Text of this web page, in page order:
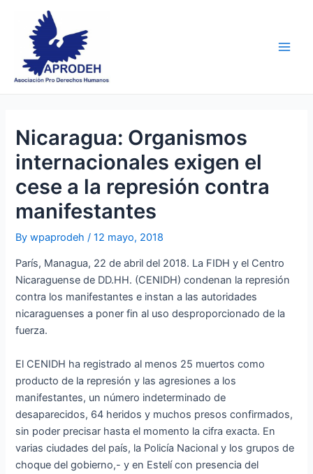
content
Nicaragua: Organismos
internacionales exigen el
cese a la represión contra
manifestantes
Bywpaprodeh/12 mayo, 2018
París, Managua, 22 de abril del 2018. La FIDH y el Centro
Nicaraguense de DD.HH. (CENIDH) condenan la represión
contra los manifestantes e instan a las autoridades
nicaraguenses a poner fin al uso desproporcionado de la
fuerza.
El CENIDH ha registrado al menos 25 muertos como
producto de la represión y las agresiones a los
manifestantes, un número indeterminado de
desaparecidos, 64 heridos y muchos presos confirmados,
sin poder precisar hasta el momento la cifra exacta. En
varias ciudades del país, la Policía Nacional y los grupos de
choque del gobierno,- y en Estelí con presencia del
navigation